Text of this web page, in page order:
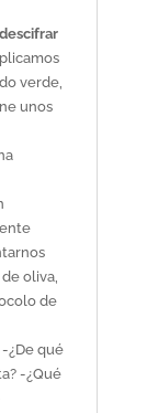
verde,
unos
oliva,
de
¿De qué
-¿Qué